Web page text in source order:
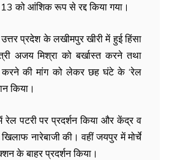
13 को आंशिक रूप से रद्द किया गया।
प्रदेश के लखीमपुर खीरी में हुई हिंसा
अजय मिश्रा को बर्खास्त करने तथा
करने की मांग को लेकर छह घंटे के ‘रेल
किया।
रेल पटरी पर प्रदर्शन किया और केंद्र व
नारेबाजी की। वहीं जयपुर में मोर्चे
के बाहर प्रदर्शन किया।